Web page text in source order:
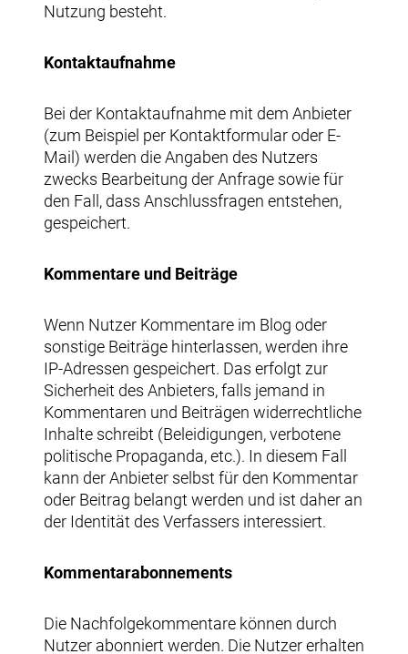
Nutzung besteht.
Kontaktaufnahme
Bei der Kontaktaufnahme mit dem Anbieter
(zum Beispiel per Kontaktformular oder E-
Mail) werden die Angaben des Nutzers
zwecks Bearbeitung der Anfrage sowie für
den Fall, dass Anschlussfragen entstehen,
gespeichert.
Kommentare und Beiträge
Wenn Nutzer Kommentare im Blog oder
sonstige Beiträge hinterlassen, werden ihre
IP-Adressen gespeichert. Das erfolgt zur
Sicherheit des Anbieters, falls jemand in
Kommentaren und Beiträgen widerrechtliche
Inhalte schreibt (Beleidigungen, verbotene
politische Propaganda, etc.). In diesem Fall
kann der Anbieter selbst für den Kommentar
oder Beitrag belangt werden und ist daher an
der Identität des Verfassers interessiert.
Kommentarabonnements
Die Nachfolgekommentare können durch
Nutzer abonniert werden. Die Nutzer erhalten